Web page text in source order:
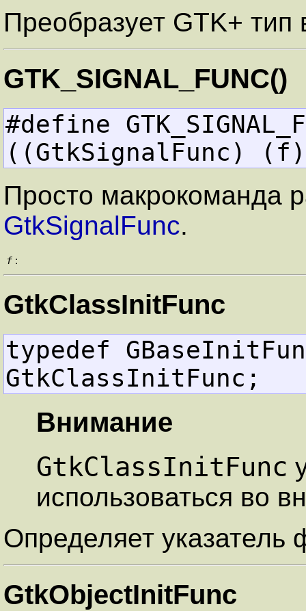
Преобразует GTK+
GTK_SIGNAL_FUNC()
#define
((GtkSignalFunc)
Просто макрокоманда
GtkSignalFunc.
f :
GtkClassInitFunc
typedef
GtkClassInitFunc;
Внимание
GtkClassInitFunc
использоваться во
Определяет указатель
GtkObjectInitFunc